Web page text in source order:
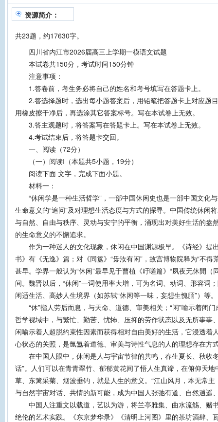
资源简介：
共23题，约17630字。
四川省内江市2026届高三上学期一模语文试题
本试卷共150分，考试时间150分钟
注意事项：
1.答卷前，考生务必将自己的姓名和考号填写在答题卡上。
2.答选择题时，选出每小题答案后，用铅笔把答题卡上对应题
用橡皮擦干净后，再选涂其它答案标号。写在本试卷上无效。
3.答主观题时，将答案写在答题卡上。写在本试卷上无效。
4.考试结束后，将答题卡交回。
一、阅读（72分）
（一）阅读Ⅰ（本题共5小题，19分）
阅读下面 文字，完成下面小题。
材料一：
“休闲学是一种生活哲学”，一部中国休闲史也是一部中国文化
生命意义的“追问”及对理想生活态度与方式的探寻。中国传统休闲
与自然、自由与秩序、灵动与安宁的平衡，涌现出对美好生活的盎
的生命意义的不懈追求。
作为一种迷人的文化现象，休闲在中国渊源极早。《诗经》提
书》有《无逸》篇；对《同簋》“毋汝有闲”，故宫博物院释为“不得
甚早。学界一般认为“休闲”最早见于曹植《吁嗟篇》“夙夜无休閒（
间。魏晋以后，“休闲”一词使用率大增，可为名词、动词、形容词
闲适生活、高妙人生境界（如苏轼“休闲等一味，妄想生愧腼”）等。
“休”指人劳后而息，与天命、道德、审美相关；“闲”喻示着闭
哲学视域中，与繁忙、勤苦、忧怖、压抑的劳作状态以及无所事事
闲喻示着人超脱约束性因素而获得相对自由美好的生活，它浸透着
心状态的关照，是氤氲着道德、审美与诗性气息的人的理想存在方
在中国人眼中，休闲是人与宇宙节律的共鸣，春生夏长、秋收
话”。人们可以在青青翠竹、郁郁黄花间了悟人生真谛，在俯仰天
草、东篱采菊、烟波垂钓，就是人生的意义。“江山风月，本无常
与自然宇宙对话、共情的新可能，成为中国人张弛有道、自然逍遥
中国人注重文以载道，艺以为游，将兰亭雅集、曲水流觞、赌
绝伦的艺术实践。《东京梦华录》《清明上河图》里的茶坊酒肆、